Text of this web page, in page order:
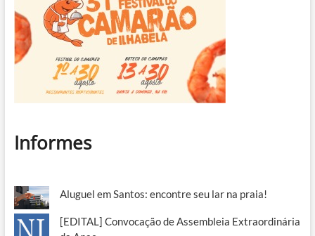
Informes
Aluguel em Santos: encontre seu lar na praia!
[EDITAL] Convocação de Assembleia Extraordinária